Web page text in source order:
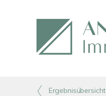
Ergebnisübersicht